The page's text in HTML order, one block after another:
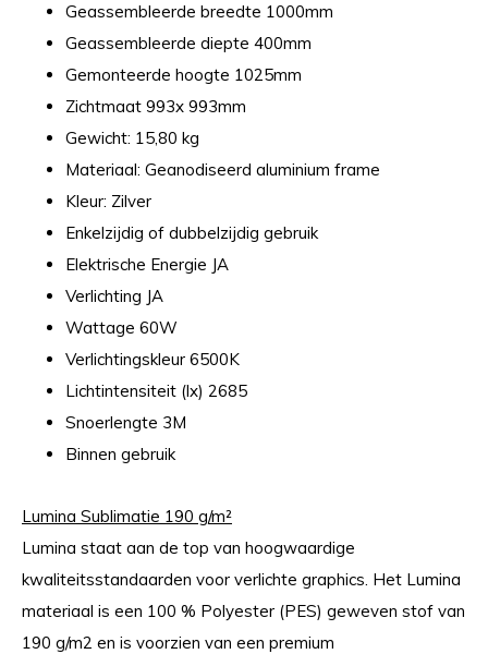
Geassembleerde breedte 1000mm
Geassembleerde diepte 400mm
Gemonteerde hoogte 1025mm
Zichtmaat 993x 993mm
Gewicht: 15,80 kg
Materiaal: Geanodiseerd aluminium frame
Kleur: Zilver
Enkelzijdig of dubbelzijdig gebruik
Elektrische Energie JA
Verlichting JA
Wattage 60W
Verlichtingskleur 6500K
Lichtintensiteit (lx) 2685
Snoerlengte 3M
Binnen gebruik
Lumina Sublimatie 190 g/m²
Lumina staat aan de top van hoogwaardige
kwaliteitsstandaarden voor verlichte graphics. Het Lumina
materiaal is een 100 % Polyester (PES) geweven stof van
190 g/m2 en is voorzien van een premium